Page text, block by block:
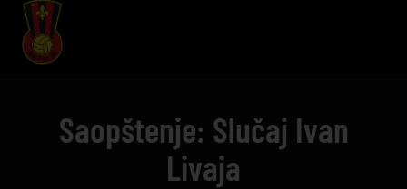
Saopštenje: Slučaj Ivan
Livaja